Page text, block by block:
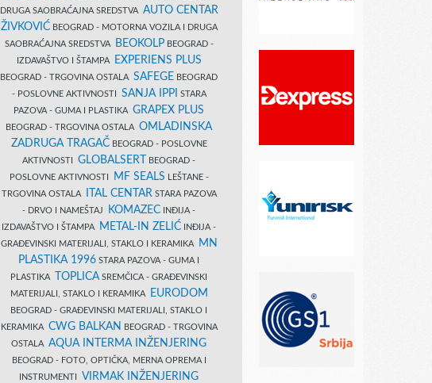
DRUGA SAOBRAĆAJNA SREDSTVA AUTO CENTAR
ŽIVKOVIĆBEOGRAD - MOTORNA VOZILA I DRUGA
SAOBRAĆAJNA SREDSTVA
BEOKOLPBEOGRAD -
IZDAVAŠTVO I ŠTAMPA
EXPERIENS PLUS
BEOGRAD - TRGOVINA OSTALA SAFEGE BEOGRAD
- POSLOVNE AKTIVNOSTI SANJA IPPI
STARA
PAZOVA - GUMA I PLASTIKA GRAPEX PLUS
BEOGRAD - TRGOVINA OSTALA OMLADINSKA
ZADRUGA TRAGAČBEOGRAD - POSLOVNE
AKTIVNOSTI GLOBALSERT
BEOGRAD -
POSLOVNE AKTIVNOSTI
MF SEALS LEŠTANE -
TRGOVINA OSTALA
ITAL CENTAR STARA PAZOVA
- DRVO I NAMEŠTAJ
KOMAZEC INĐIJA -
IZDAVAŠTVO I ŠTAMPA
METAL-IN ZELIĆ INĐIJA -
GRAĐEVINSKI MATERIJALI, STAKLO I KERAMIKA
MN
PLASTIKA 1996 STARA PAZOVA - GUMA I
PLASTIKA
TOPLICA SREMČICA - GRAĐEVINSKI
MATERIJALI, STAKLO I KERAMIKA
EURODOM
BEOGRAD - GRAĐEVINSKI MATERIJALI, STAKLO I
KERAMIKA CWG BALKAN
BEOGRAD - TRGOVINA
OSTALA AQUA INTERMA INŽENJERING
BEOGRAD - FOTO, OPTIČKA, MERNA OPREMA I
INSTRUMENTI VIRMAK INŽENJERING